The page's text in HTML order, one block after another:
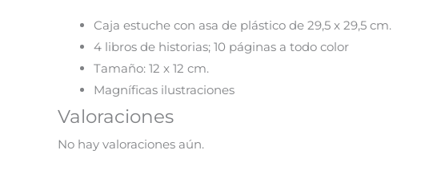
Caja estuche con asa de plástico de 29,5 x 29,5 cm.
4 libros de historias; 10 páginas a todo color
Tamaño: 12 x 12 cm.
Magníficas ilustraciones
Valoraciones
No hay valoraciones aún.